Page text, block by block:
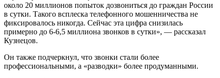
около 20 миллионов попыток дозвониться до граждан России
в сутки. Такого всплеска телефонного мошенничества не
фиксировалось никогда. Сейчас эта цифра снизилась
примерно до 6-6,5 миллиона звонков в сутки», — рассказал
Кузнецов.
Он также подчеркнул, что звонки стали более
профессиональными, а «разводки» более продуманными.